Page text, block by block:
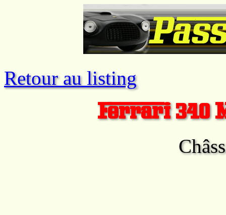
Retour au listing
Ferrari 340